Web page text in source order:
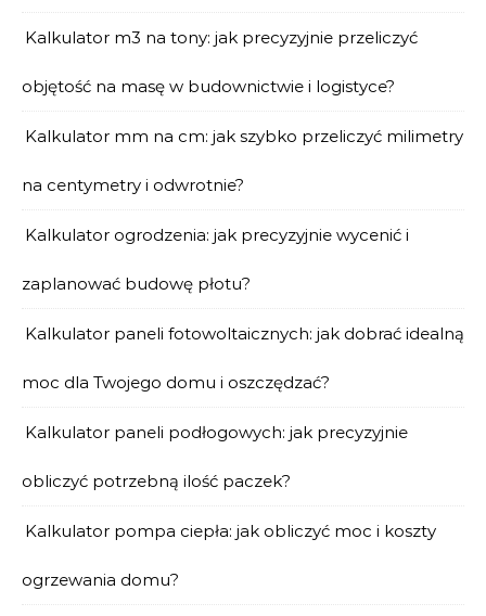
Kalkulator m3 na tony: jak precyzyjnie przeliczyć
objętość na masę w budownictwie i logistyce?
Kalkulator mm na cm: jak szybko przeliczyć milimetry
na centymetry i odwrotnie?
Kalkulator ogrodzenia: jak precyzyjnie wycenić i
zaplanować budowę płotu?
Kalkulator paneli fotowoltaicznych: jak dobrać idealną
moc dla Twojego domu i oszczędzać?
Kalkulator paneli podłogowych: jak precyzyjnie
obliczyć potrzebną ilość paczek?
Kalkulator pompa ciepła: jak obliczyć moc i koszty
ogrzewania domu?